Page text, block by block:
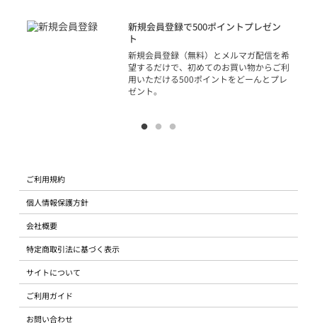
新規会員登録で500ポイントプレゼン
ト
新規会員登録（無料）とメルマガ配信を希
望するだけで、初めてのお買い物からご利
用いただける500ポイントをどーんとプレ
ゼント。
ご利用規約
個人情報保護方針
会社概要
特定商取引法に基づく表示
サイトについて
ご利用ガイド
お問い合わせ